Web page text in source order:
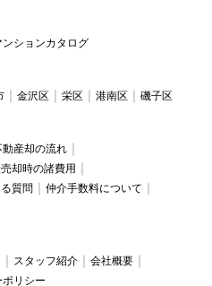
ンションカタログ
金沢区 栄区 港南区 磯子区
動産却の流れ
却時の諸費用
質問
仲介手数料について
スタッフ紹介
会社概要
リシー